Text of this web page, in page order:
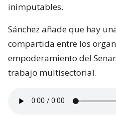
inimputables.
Sánchez añade que hay
compartida entre los
empoderamiento del
trabajo multisectorial.